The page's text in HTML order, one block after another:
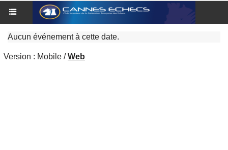
Aucun événement à cette date.
Version : Mobile /Web